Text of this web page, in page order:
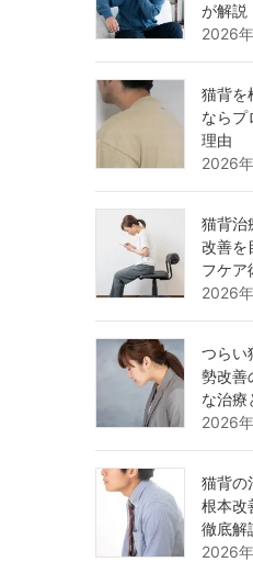
が解説
2026
猫背を
ならプ
理由
2026
猫背治
改善を
フケア
2026
つらい
勢改善
な治療
2026
猫背の
根本改
徹底解
2026